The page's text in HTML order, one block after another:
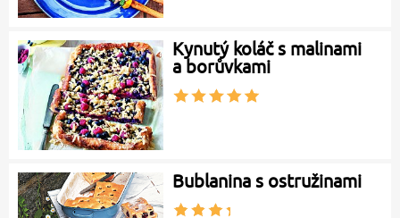
Kynutý koláč s malinami
a borůvkami
Bublanina s ostružinami